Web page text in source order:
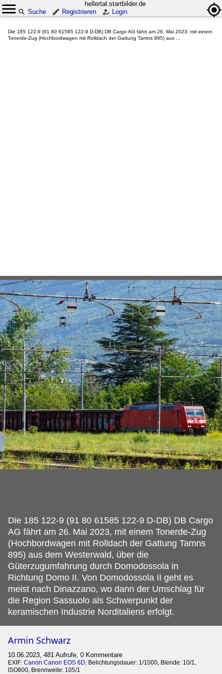
hellertal.startbilder.de
Suche
Registrieren Login
Die 185 122-9 (91 80 61585 122-9 D-DB) DB Cargo AG fährt am 26. Mai 2023, mit einem
Tonerde-Zug (Hochbordwagen mit Rolldach der Gattung Tamns 895) aus ...
Die 185 122-9 (91 80 61585 122-9 D-DB) DB Cargo
AG fährt am 26. Mai 2023, mit einem Tonerde-Zug
(Hochbordwagen mit Rolldach der Gattung Tamns
895) aus dem Westerwald, über die
Güterzugumfahrung durch Domodossola in
Richtung Domo II. Von Domodossola II geht es
meist nach Dinazzano, wo dann der Umschlag für
die Region Sassuolo als Schwerpunkt der
keramischen Industrie Norditaliens erfolgt.
Armin Schwarz
10.06.2023, 481 Aufrufe, 0 Kommentare
EXIF: Canon Canon EOS 6D , Belichtungsdauer: 1/1000, Blende: 10/1,
ISO800, Brennweite: 105/1